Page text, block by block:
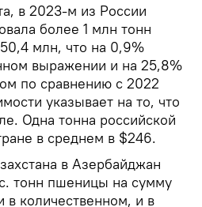
в 2023-м из России
более 1 млн тонн
млн, что на 0,9%
выражении и на 25,8%
по сравнению с 2022
указывает на то, что
Одна тонна российской
в среднем в $246.
в Азербайджан
тонн пшеницы на сумму
количественном, и в